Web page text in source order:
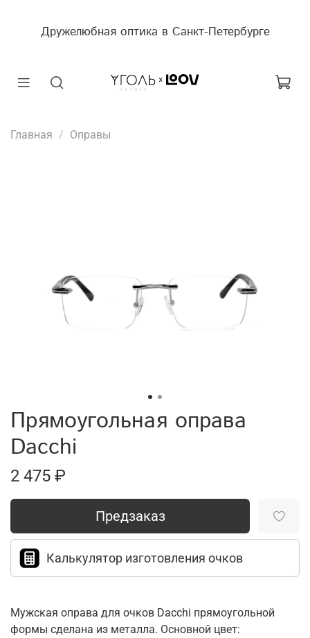
Дружелюбная оптика в Санкт-Петербурге
Главная Оправы
Прямоугольная оправа
Dacchi
2 475 ₽
Предзаказ
Калькулятор изготовления очков
Мужская оправа для очков Dacchi прямоугольной
формы сделана из металла. Основной цвет: